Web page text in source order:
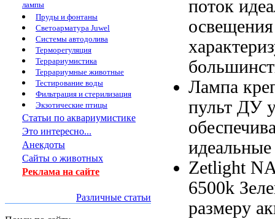
лампы
Пруды и фонтаны
Светоарматура Juwel
Системы автодолива
Терморегуляция
Террариумистика
Террариумные животные
Тестирование воды
Фильтрация и стерилизация
Экзотические птицы
Статьи по аквариумистике
Это интересно...
Анекдоты
Сайты о животных
Реклама на сайте
Различные статьи
поток
Лампа
пульт ДУ
Zetlight
6500k
размеру